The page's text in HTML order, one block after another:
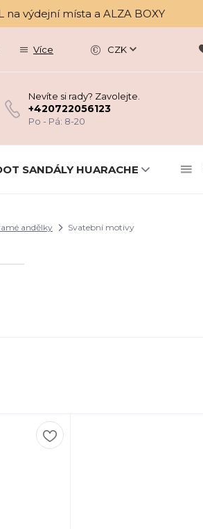
výdejní místa a ALZA BOXY
Více CZK
Nevíte si rady? Zavolejte.
+420722056123
Po - Pá: 8-20
SANDÁLY HUARACHE
andělky Svatební motivy